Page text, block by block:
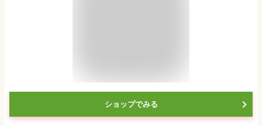
ショップでみる